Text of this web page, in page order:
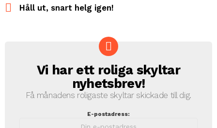
Håll ut, snart helg igen!
NEWSLETTER
Vi har ett roliga skyltar
nyhetsbrev!
Få månadens roligaste skyltar skickade till dig.
E-postadress: